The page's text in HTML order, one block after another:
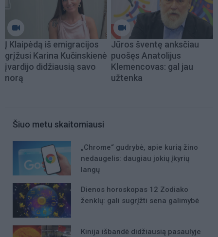
Į Klaipėdą iš emigracijos
grįžusi Karina Kučinskienė
įvardijo didžiausią savo
norą
Jūros šventę anksčiau
puošęs Anatolijus
Klemencovas: gal jau
užtenka
Šiuo metu skaitomiausi
„Chrome“ gudrybė, apie kurią žino
nedaugelis: daugiau jokių įkyrių
langų
Dienos horoskopas 12 Zodiako
ženklų: gali sugrįžti sena galimybė
Kinija išbandė didžiausią pasaulyje